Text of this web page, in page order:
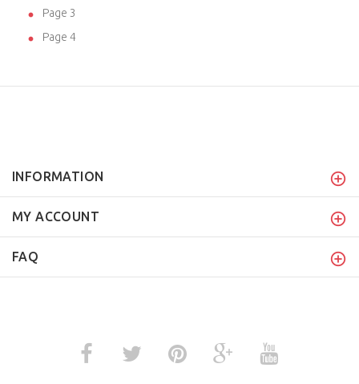
Page 3
Page 4
INFORMATION
MY ACCOUNT
FAQ